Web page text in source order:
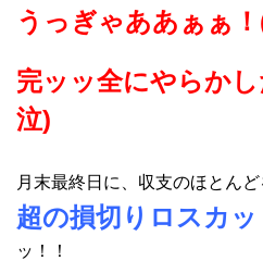
うっぎゃああぁぁ！
完ッッ全にやらか
泣)
月末最終日に、収支のほとん
超の損切りロスカッ
ッ！！